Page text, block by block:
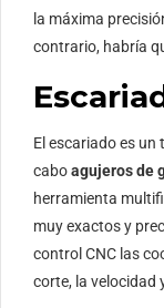
la máxima
contrario, habría
El escariado es un
caboagujeros de
herramienta
muy exactos y
control CNC las
corte, la velocidad